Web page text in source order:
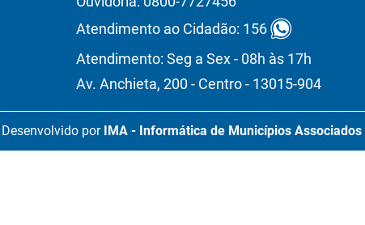
Atendimento ao Cidadão: 156
Atendimento: Seg a Sex - 08h às 17h
Av. Anchieta, 200 - Centro - 13015-904
Desenvolvido por IMA - Informática de Municípios Associados